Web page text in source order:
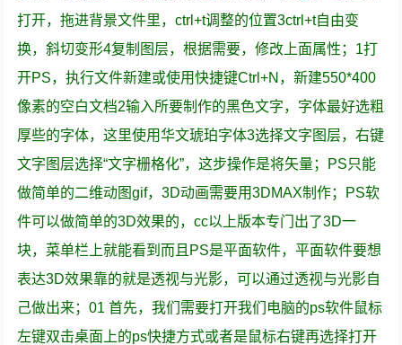
打开，拖进背景文件里，ctrl+t调整的位置3ctrl+t自由变
换，斜切变形4复制图层，根据需要，修改上面属性；1打
开PS，执行文件新建或使用快捷键Ctrl+N，新建550*400
像素的空白文档2输入所要制作的黑色文字，字体最好选粗
厚些的字体，这里使用华文琥珀字体3选择文字图层，右键
文字图层选择“文字栅格化”，这步操作是将矢量；PS只能
做简单的二维动图gif，3D动画需要用3DMAX制作；PS软
件可以做简单的3D效果的，cc以上版本专门出了3D一
块，菜单栏上就能看到而且PS是平面软件，平面软件要想
表达3D效果靠的就是透视与光影，可以通过透视与光影自
己做出来；01 首先，我们需要打开我们电脑的ps软件鼠标
左键双击桌面上的ps快捷方式或者是鼠标右键再选择打开